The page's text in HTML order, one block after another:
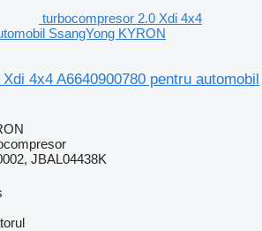
turbocompresor 2.0 Xdi 4x4
SsangYong KYRON
4x4 A6640900780 pentru automobil
JBAL04438K